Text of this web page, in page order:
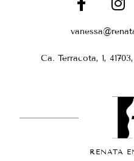
Ca. Terracota, 1,
RENATA